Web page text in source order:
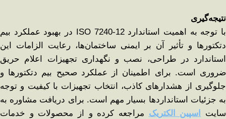
نتیجه‌گیری
با توجه به اهمیت استاندارد ISO 7240-12 در بهبود عملکرد بیم
دتکتورها و تأثیر آن بر ایمنی ساختمان‌ها، رعایت الزامات این
استاندارد در طراحی، نصب و نگهداری تجهیزات اعلام حریق
ضروری است. برای اطمینان از عملکرد صحیح بیم دتکتورها و
جلوگیری از هشدارهای کاذب، انتخاب تجهیزات با کیفیت و توجه
به جزئیات استانداردها بسیار مهم است. برای دریافت مشاوره به
سایت
اسپین الکتریک مراجعه کرده و از محصولات و خدمات